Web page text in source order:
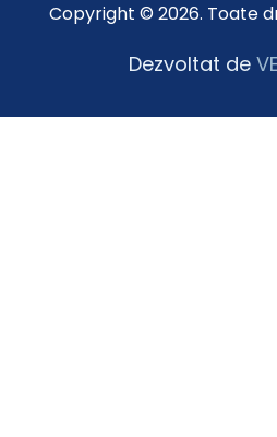
Copyright © 2026. Toate
Dezvoltat de